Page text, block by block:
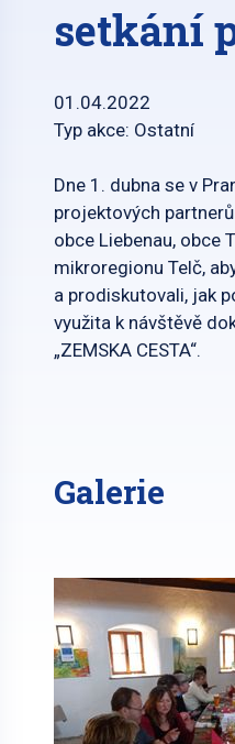
setkání
01.04.2022
Typ akce: Ostatní
Dne 1. dubna se v
projektových
obce Liebenau, obce
mikroregionu Telč,
a prodiskutovali, jak
využita k návštěvě
„ZEMSKA CESTA“.
Galerie